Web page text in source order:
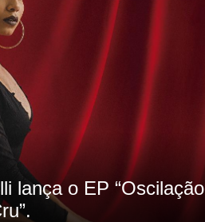
referencias do clipe de